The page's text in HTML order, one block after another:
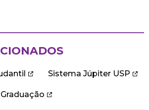
Sistema Júpiter USP